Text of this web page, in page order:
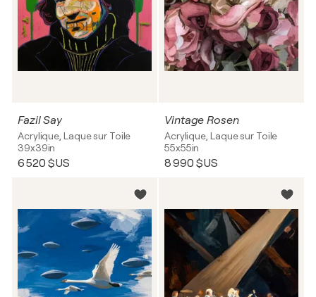
Fazil Say
Acrylique, Laque sur Toile
39x39in
6 520 $US
Vintage Rosen
Acrylique, Laque sur Toile
55x55in
8 990 $US